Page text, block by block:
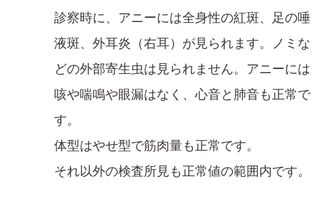
診察時に、アニーには全身性の紅斑、足の唾
液斑、外耳炎（右耳）が見られます。ノミな
どの外部寄生虫は見られません。アニーには
咳や喘鳴や眼漏はなく、心音と肺音も正常で
す。
体型はやせ型で筋肉量も正常です。
それ以外の検査所見も正常値の範囲内です。